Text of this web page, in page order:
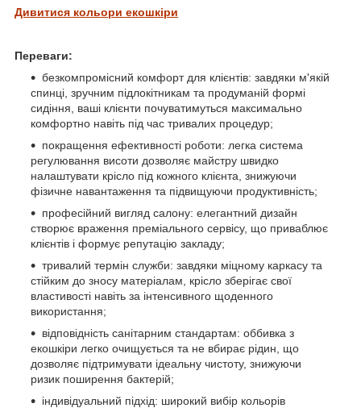
Дивитися кольори екошкіри
Переваги:
безкомпромісний комфорт для клієнтів: завдяки м'якій
спинці, зручним підлокітникам та продуманій формі
сидіння, ваші клієнти почуватимуться максимально
комфортно навіть під час тривалих процедур;
покращення ефективності роботи: легка система
регулювання висоти дозволяє майстру швидко
налаштувати крісло під кожного клієнта, знижуючи
фізичне навантаження та підвищуючи продуктивність;
професійний вигляд салону: елегантний дизайн
створює враження преміального сервісу, що приваблює
клієнтів і формує репутацію закладу;
тривалий термін служби: завдяки міцному каркасу та
стійким до зносу матеріалам, крісло зберігає свої
властивості навіть за інтенсивного щоденного
використання;
відповідність санітарним стандартам: оббивка з
екошкіри легко очищується та не вбирає рідин, що
дозволяє підтримувати ідеальну чистоту, знижуючи
ризик поширення бактерій;
індивідуальний підхід: широкий вибір кольорів